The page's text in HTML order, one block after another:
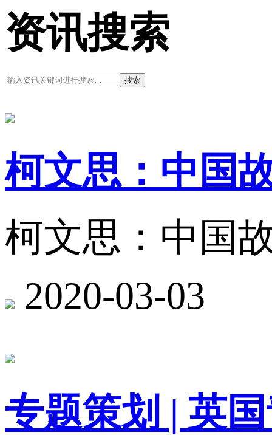
资讯搜索
搜索
柯文思：中国
柯文思：中国
2020-03-03
专题策划 | 英